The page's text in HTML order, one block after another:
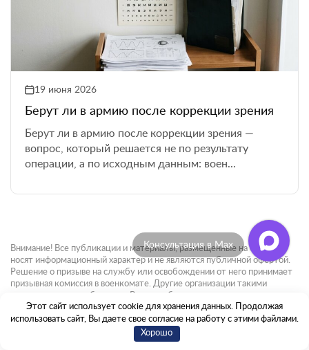
19 июня 2026
Берут ли в армию после коррекции зрения
Берут ли в армию после коррекции зрения —
вопрос, который решается не по результату
операции, а по исходным данным: воен...
Отзывы клиентов
Внимание! Все публикации и материалы, размещенные на сайте,
носят информационный характер и не являются публичной офертой.
Решение о призыве на службу или освобождении от него принимает
призывная комиссия в военкомате. Другие организации такими
полномочиями не обладают. Военные билеты также выдаются
исключительно военкоматами. Мы не пропагандируем уклонение от
воинской обязанности и категорически не рекомендуем пытаться
избежать призыва незаконными или сомнительными методами. Мы
занимаемся только легальной деятельностью и не навязываем свои
Этот сайт использует cookie для хранения данных. Продолжая
использовать сайт, Вы даете свое согласие на работу с этими файлами.
Хорошо